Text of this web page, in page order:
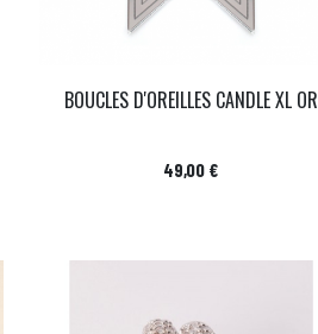
BOUCLES D'OREILLES CANDLE XL OR
Prix
49,00 €